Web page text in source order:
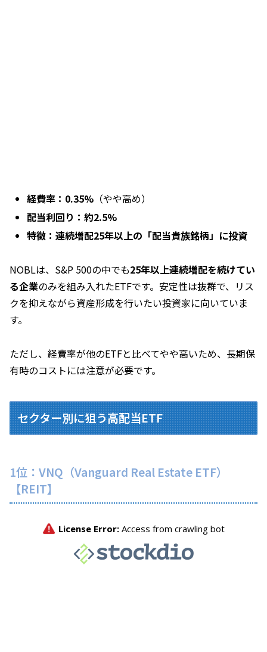
経費率：0.35% （やや高め）
配当利回り：約2.5%
特徴：連続増配25年以上の「配当貴族銘柄」に投資
NOBLは、S&P 500の中でも25年以上連続増配を続けてい
る企業のみを組み入れたETFです。安定性は抜群で、リス
クを抑えながら資産形成を行いたい投資家に向いていま
す。
ただし、経費率が他のETFと比べてやや高いため、長期保
有時のコストには注意が必要です。
セクター別に狙う高配当ETF
1位：VNQ（Vanguard Real Estate ETF）
【REIT】